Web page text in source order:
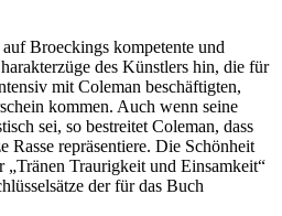
Broeckings kompetente und
des Künstlers hin, die für
mit Coleman beschäftigten,
kommen. Auch wenn seine
sei, so bestreitet Coleman, dass
Rasse repräsentiere. Die Schönheit
„Tränen Traurigkeit und Einsamkeit“
der für das Buch